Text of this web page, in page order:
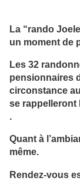
La “rando
un moment de
Les 32
pensionnaires
circonstance
se rappelleront
.
Quant à
même.
Rendez-vous